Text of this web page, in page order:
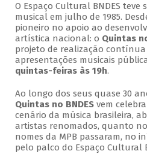
O Espaço Cultural BNDES
musical em julho de 1985.
pioneiro no apoio ao
artística nacional: o Quintas
projeto de realização
apresentações musicais
quintas-feiras às 19h.
Ao longo dos seus quase 30
Quintas no BNDESvem
cenário da música brasileira,
artistas renomados, quanto
nomes da MPB passaram, no
pelo palco do Espaço Cultural